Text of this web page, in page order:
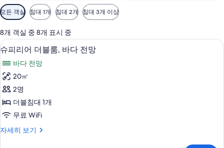
객
실
에
사
용
가
능
한
터
모든 객실 침대 1개 침대 2개 침대 3개 이상
8개 객실 중 8개 표시 중
슈
피
리
어
더
블
바
슈피리어 더블룸, 바다 전망 | 고급 침
6
슈피리어 더블룸, 바다 전망
바다 전망
20㎡
2명
더블침대 1개
무료 WiFi
자세히 보기
슈